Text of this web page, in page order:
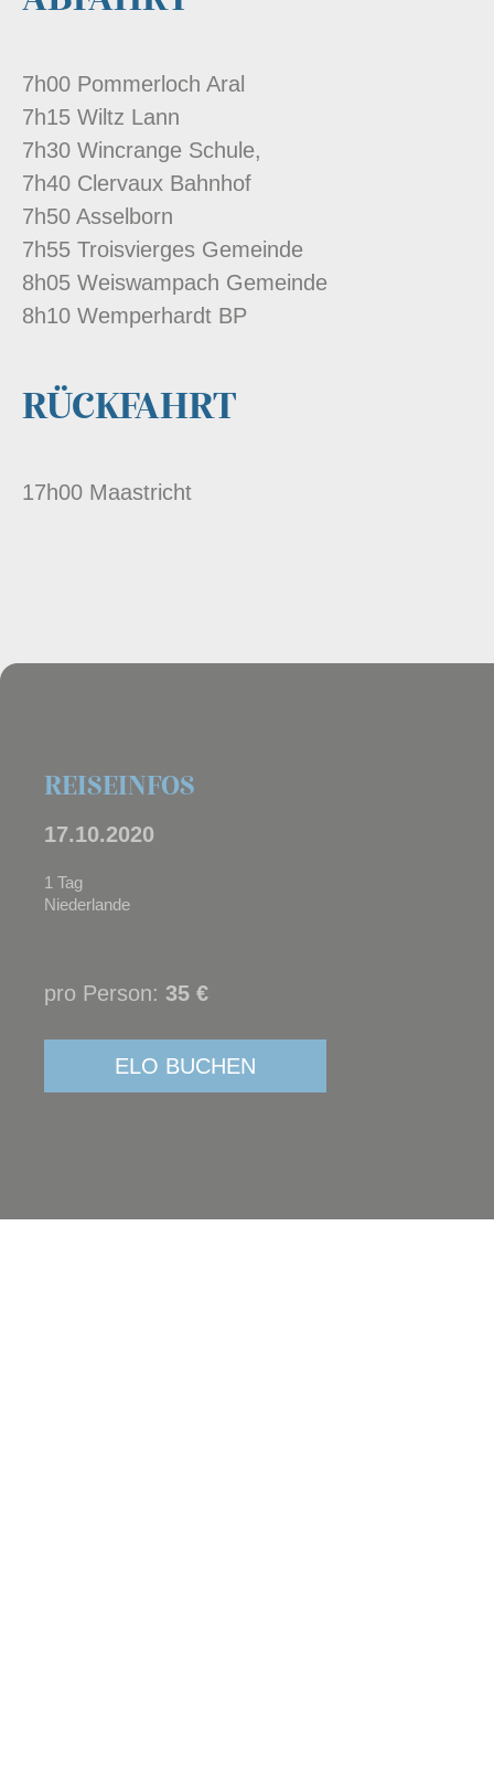
7h00 Pommerloch Aral
7h15 Wiltz Lann
7h30 Wincrange Schule,
7h40 Clervaux Bahnhof
7h50 Asselborn
7h55 Troisvierges Gemeinde
8h05 Weiswampach Gemeinde
8h10 Wemperhardt BP
RÜCKFAHRT
17h00 Maastricht
REISEINFOS
17.10.2020
1 Tag
Niederlande
pro Person: 35 €
ELO BUCHEN